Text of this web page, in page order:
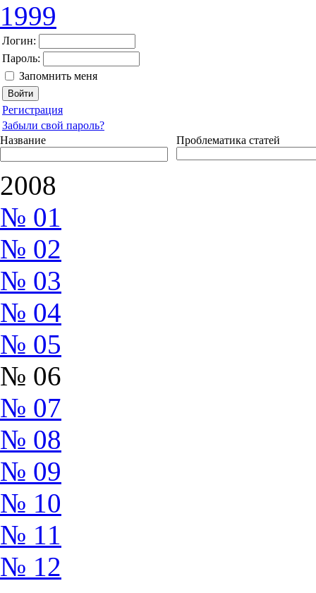
1999
Логин:
Пароль:
Запомнить меня
Регистрация
Забыли свой пароль?
Название
Проблематика статей
2008
№ 01
№ 02
№ 03
№ 04
№ 05
№ 06
№ 07
№ 08
№ 09
№ 10
№ 11
№ 12